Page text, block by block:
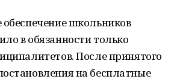
школьников
в обязанности только
После принятого
на бесплатные